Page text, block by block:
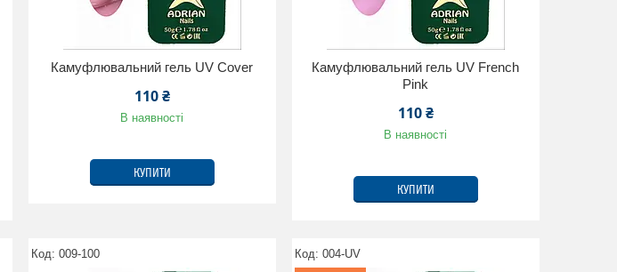
Камуфлювальний гель UV Cover
110 ₴
В наявності
КУПИТИ
Камуфлювальний гель UV French
Pink
110 ₴
В наявності
КУПИТИ
009-100 004-UV